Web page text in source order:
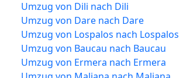
Umzug von Dili nach Dili
Umzug von Dare nach Dare
Umzug von Lospalos nach Lospalos
Umzug von Baucau nach Baucau
Umzug von Ermera nach Ermera